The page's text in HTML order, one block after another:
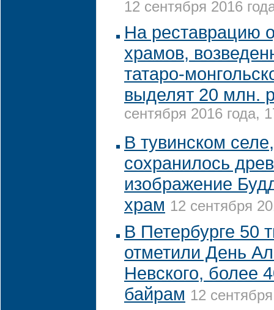
12 сентября 2016
На реставрацию
храмов,
татаро-
выделят 20 млн.
сентября 2016 года,
В тувинском
сохранилось
изображение
храм 12 сентября
В Петербурге 50
отметили День
Невского, более
байрам 12